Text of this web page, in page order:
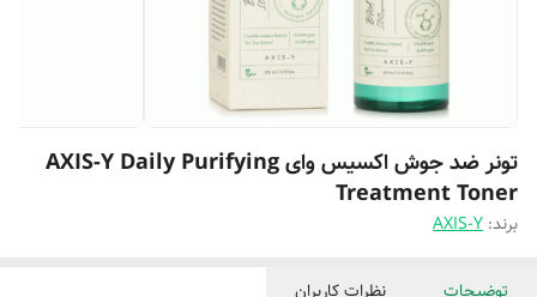
تونر ضد جوش اکسیس وای AXIS-Y Daily Purifying
Treatment Toner
برند: AXIS-Y
توضیحات نظرات کاربران